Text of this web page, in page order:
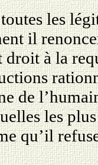
les
il
à la
de
les
qu’il